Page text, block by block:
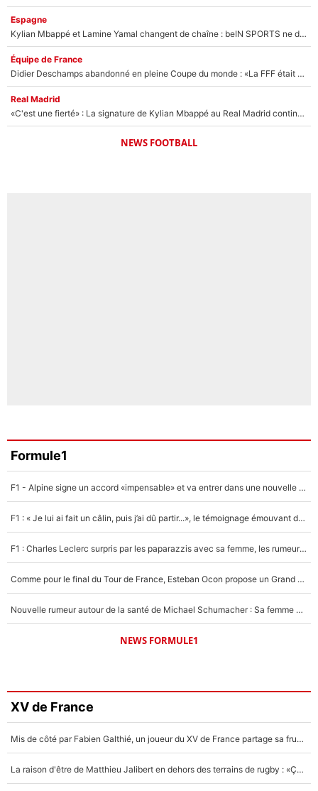
Espagne
Kylian Mbappé et Lamine Yamal changent de chaîne : beIN SPORTS ne digère pas cette décision historique et prédit un fiasco pour la Liga
Équipe de France
Didier Deschamps abandonné en pleine Coupe du monde : «La FFF était déjà passée à Zinedine Zidane»
Real Madrid
«C'est une fierté» : La signature de Kylian Mbappé au Real Madrid continue de régaler l'Espagne
NEWS FOOTBALL
Formule1
F1 - Alpine signe un accord «impensable» et va entrer dans une nouvelle dimension : Grande nouvelle pour Pierre Gasly !
F1 : « Je lui ai fait un câlin, puis j’ai dû partir...», le témoignage émouvant de Max Verstappen sur sa fille
F1 : Charles Leclerc surpris par les paparazzis avec sa femme, les rumeurs étaient vraies !
Comme pour le final du Tour de France, Esteban Ocon propose un Grand Prix de Formule 1 à Paris : «Autour de l’Arc de Triomphe, ce serait génial» !
Nouvelle rumeur autour de la santé de Michael Schumacher : Sa femme Corinna sort du silence
NEWS FORMULE1
XV de France
Mis de côté par Fabien Galthié, un joueur du XV de France partage sa frustration : «ils ne me l’ont pas dit tout de suite»
La raison d'être de Matthieu Jalibert en dehors des terrains de rugby : «Ça m'atteint autant que si tu touches à un membre de ma famille»